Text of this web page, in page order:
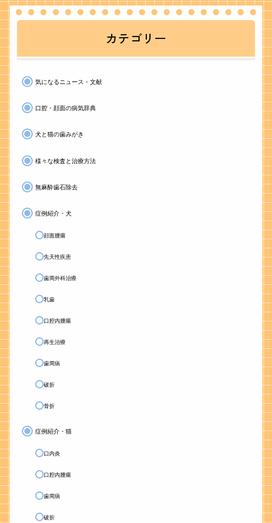
カテゴリー
気になるニュース・文献
口腔・顔面の病気辞典
犬と猫の歯みがき
様々な検査と治療方法
無麻酔歯石除去
症例紹介・犬
顔面腫瘍
先天性疾患
歯周外科治療
乳歯
口腔内腫瘍
再生治療
歯周病
破折
骨折
症例紹介・猫
口内炎
口腔内腫瘍
歯周病
破折